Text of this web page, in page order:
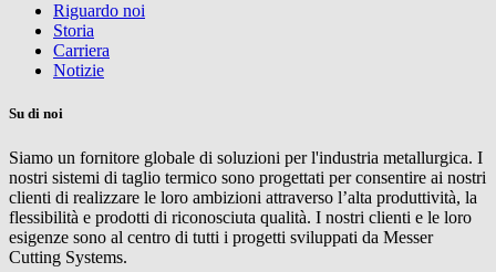
Riguardo noi
Storia
Carriera
Notizie
Su di noi
Siamo un fornitore globale di soluzioni per l'industria metallurgica. I
nostri sistemi di taglio termico sono progettati per consentire ai nostri
clienti di realizzare le loro ambizioni attraverso l’alta produttività, la
flessibilità e prodotti di riconosciuta qualità. I nostri clienti e le loro
esigenze sono al centro di tutti i progetti sviluppati da Messer
Cutting Systems.